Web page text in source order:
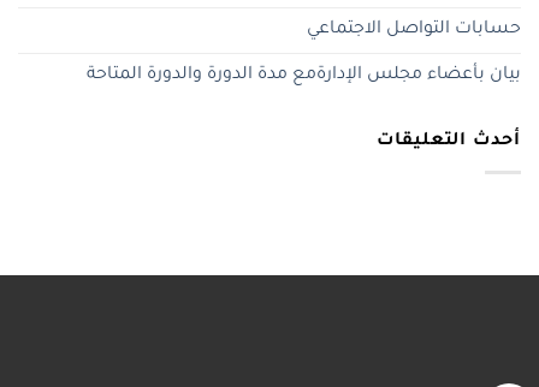
حسابات التواصل الاجتماعي
بيان بأعضاء مجلس الإدارةمع مدة الدورة والدورة المتاحة
أحدث التعليقات